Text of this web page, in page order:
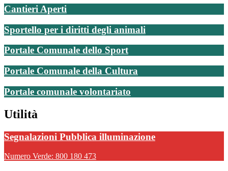
Cantieri Aperti
Sportello per i diritti degli animali
Portale Comunale dello Sport
Portale Comunale della Cultura
Portale comunale volontariato
Utilità
Segnalazioni Pubblica illuminazione
Numero Verde: 800 180 473